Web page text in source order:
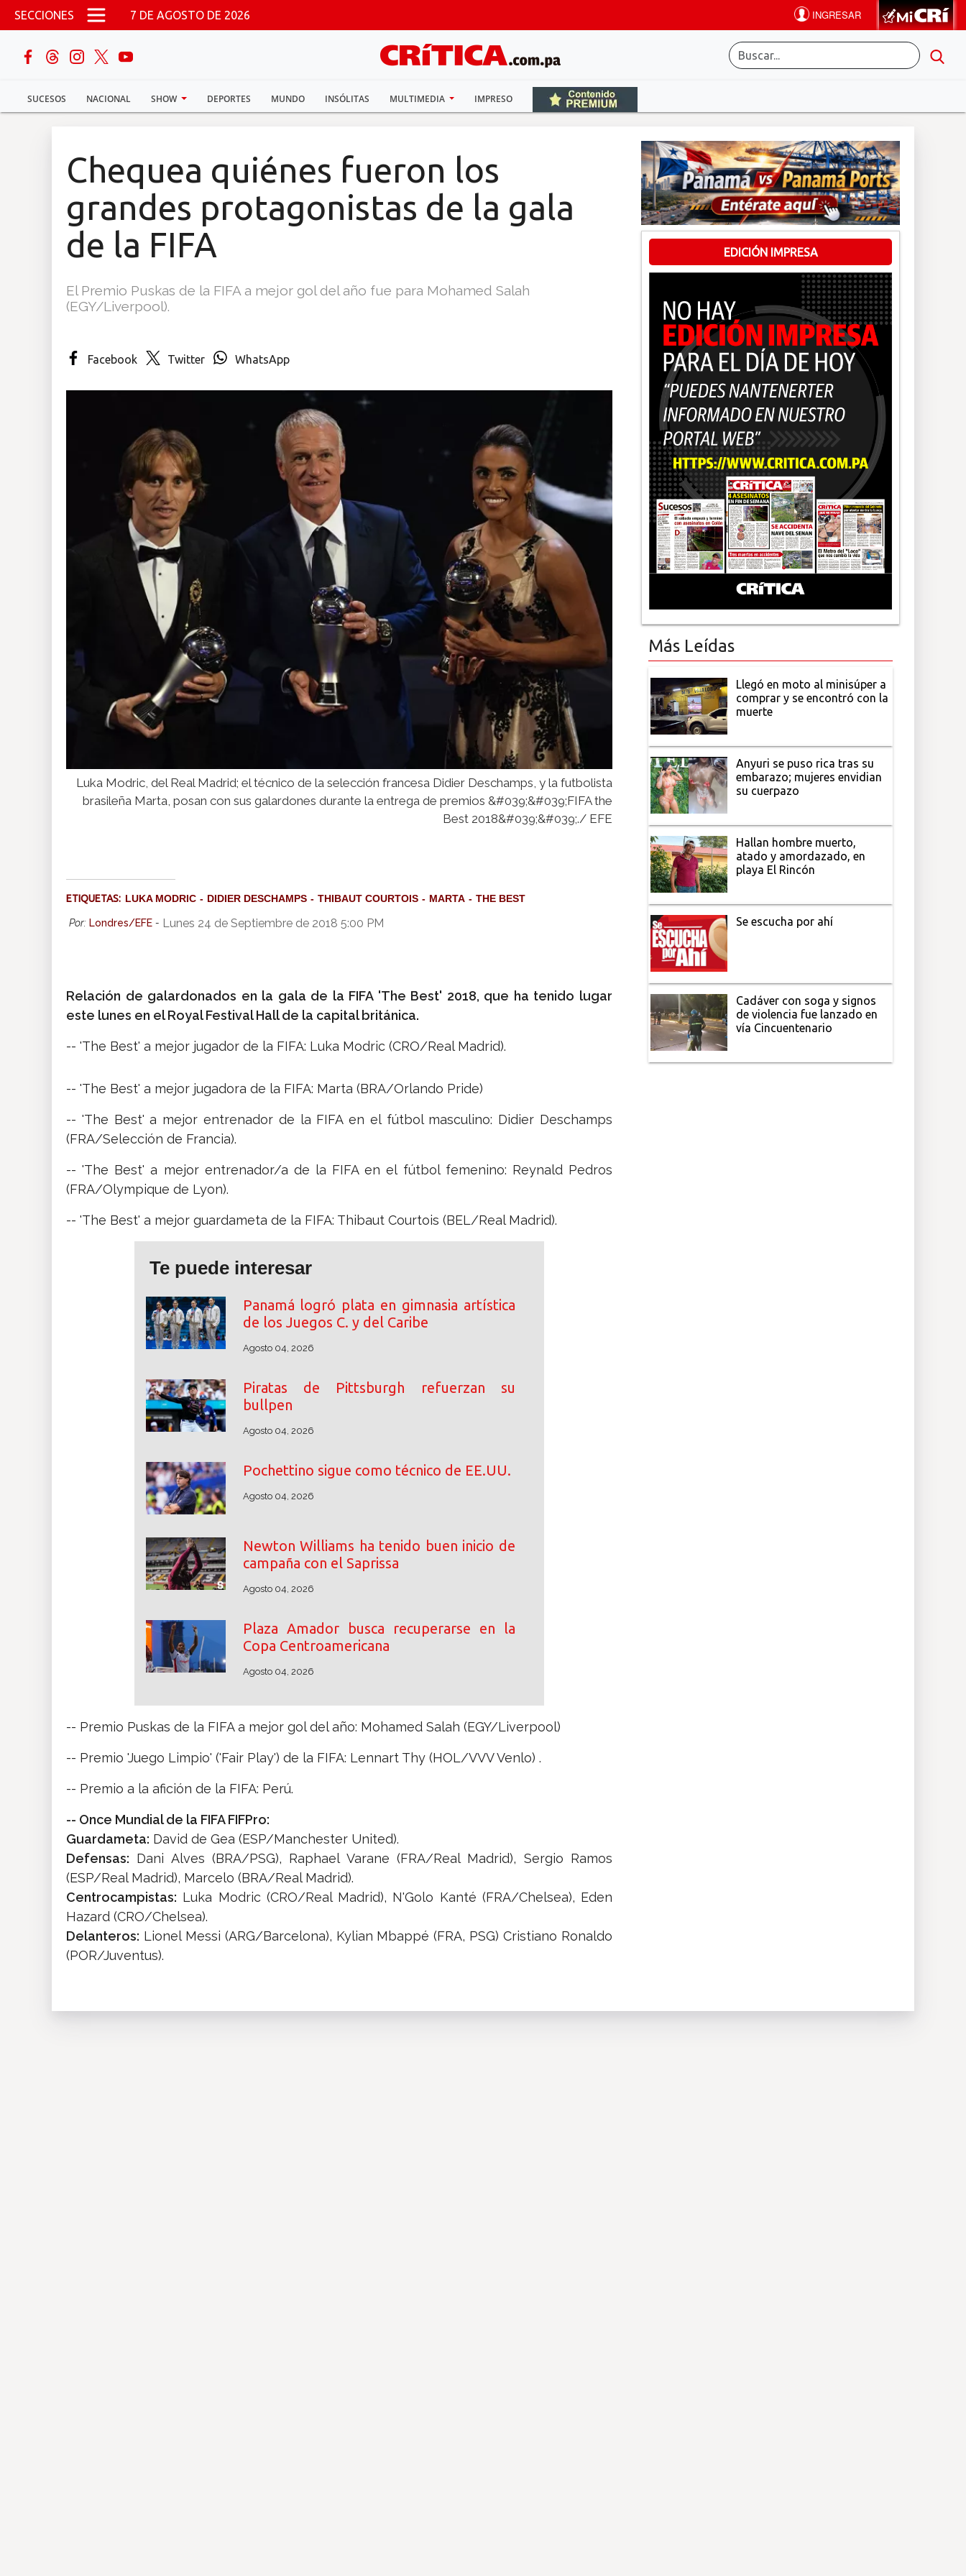
Pasar al contenido principal
SECCIONES 7 DE AGOSTO DE 2026
SUCESOS NACIONAL SHOW DEPORTES MUNDO INSÓLITAS MULTIMEDIA IMPRESO
buscar
Sucesos
Multimedia
Chequea quiénes fueron los
grandes protagonistas de la gala
de la FIFA
El Premio Puskas de la FIFA a mejor gol del año fue para Mohamed Salah
(EGY/Liverpool).
Facebook Twitter WhatsApp
Luka Modric, del Real Madrid; el técnico de la selección francesa Didier Deschamps, y la futbolista
brasileña Marta, posan con sus galardones durante la entrega de premios &#039;&#039;FIFA the
Best 2018&#039;&#039;./ EFE
ETIQUETAS: LUKA MODRIC DIDIER DESCHAMPS THIBAUT COURTOIS MARTA THE BEST
Por: Londres/EFE - Lunes 24 de Septiembre de 2018 5:00 PM
Relación de galardonados en la gala de la FIFA 'The Best' 2018, que ha tenido lugar
este lunes en el Royal Festival Hall de la capital británica.
-- 'The Best' a mejor jugador de la FIFA: Luka Modric (CRO/Real Madrid).
-- 'The Best' a mejor jugadora de la FIFA: Marta (BRA/Orlando Pride)
-- 'The Best' a mejor entrenador de la FIFA en el fútbol masculino: Didier Deschamps
(FRA/Selección de Francia).
-- 'The Best' a mejor entrenador/a de la FIFA en el fútbol femenino: Reynald Pedros
(FRA/Olympique de Lyon).
-- 'The Best' a mejor guardameta de la FIFA: Thibaut Courtois (BEL/Real Madrid).
Te puede interesar
Panamá logró plata en gimnasia artística
de los Juegos C. y del Caribe
Agosto 04, 2026
Piratas de Pittsburgh refuerzan su
bullpen
Agosto 04, 2026
Pochettino sigue como técnico de EE.UU.
Agosto 04, 2026
Newton Williams ha tenido buen inicio de
campaña con el Saprissa
Agosto 04, 2026
Plaza Amador busca recuperarse en la
Copa Centroamericana
Agosto 04, 2026
-- Premio Puskas de la FIFA a mejor gol del año: Mohamed Salah (EGY/Liverpool)
-- Premio 'Juego Limpio' ('Fair Play') de la FIFA: Lennart Thy (HOL/VVV Venlo) .
-- Premio a la afición de la FIFA: Perú.
-- Once Mundial de la FIFA FIFPro:
Guardameta: David de Gea (ESP/Manchester United).
Defensas: Dani Alves (BRA/PSG), Raphael Varane (FRA/Real Madrid), Sergio Ramos
(ESP/Real Madrid), Marcelo (BRA/Real Madrid).
Centrocampistas: Luka Modric (CRO/Real Madrid), N'Golo Kanté (FRA/Chelsea), Eden
Hazard (CRO/Chelsea).
Delanteros: Lionel Messi (ARG/Barcelona), Kylian Mbappé (FRA, PSG) Cristiano Ronaldo
(POR/Juventus).
EDICIÓN IMPRESA
Más Leídas
Llegó en moto al minisúper a
comprar y se encontró con la
muerte
Anyuri se puso rica tras su
embarazo; mujeres envidian
su cuerpazo
Hallan hombre muerto,
atado y amordazado, en
playa El Rincón
Se escucha por ahí
Cadáver con soga y signos
de violencia fue lanzado en
vía Cincuentenario